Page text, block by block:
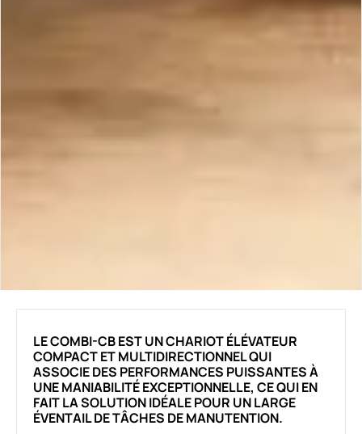
LE COMBI-CB EST UN CHARIOT ÉLÉVATEUR
COMPACT ET MULTIDIRECTIONNEL QUI
ASSOCIE DES PERFORMANCES PUISSANTES À
UNE MANIABILITÉ EXCEPTIONNELLE, CE QUI EN
FAIT LA SOLUTION IDÉALE POUR UN LARGE
ÉVENTAIL DE TÂCHES DE MANUTENTION.